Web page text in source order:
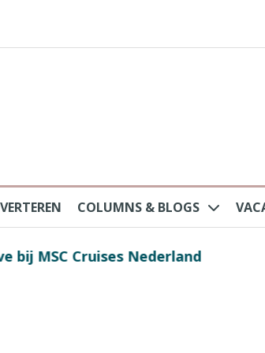
COLUMNS & BLOGS
massatoerisme: ‘Nederlandse